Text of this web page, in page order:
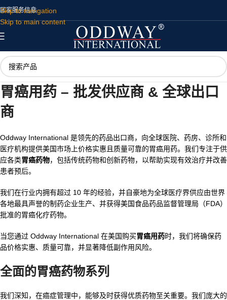
Skip to navigation
Skip to main content
国家服务信息
胃癌用药 – 批发供应商 & 全球出口
商
Oddway International 是领先的药品出口商，向全球医院、药房、诊所和
医疗机构提供美国市场上价格实惠且质量可靠的胃癌用药。我们专注于供
应各类胃癌药物，包括传统药物和创新药物，以帮助实现有效治疗并改善
患者预后。
我们在行业内拥有超过 10 年的经验，并自豪地为全球医疗界供应由世界
各地最具声誉的制药企业生产、并获得美国食品药品监督管理局（FDA）
批准的胃癌化疗药物。
当您通过 Oddway International 在美国购买胃癌用药时，我们将确保药
品价格实惠、质量可靠，并显著降低副作用风险。
全面的胃癌药物系列
我们深知，在癌症管理中，能够及时获得优质药物至关重要。我们庞大的